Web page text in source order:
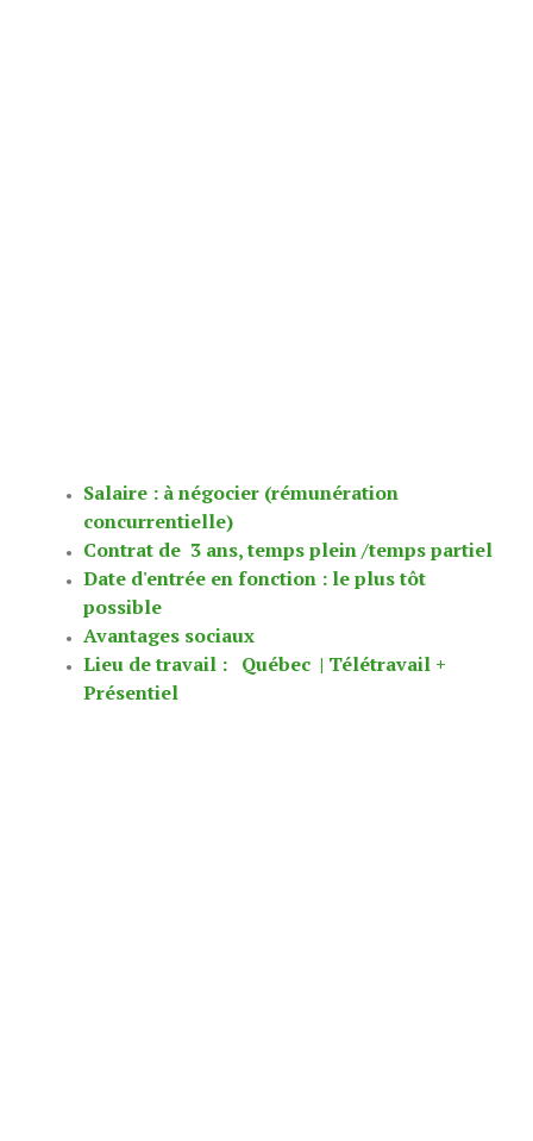
Salaire : à négocier (rémunération
concurrentielle)
Contrat de 3 ans, temps plein /temps partiel
Date d'entrée en fonction : le plus tôt
possible
Avantages sociaux
Lieu de travail : Québec | Télétravail +
Présentiel